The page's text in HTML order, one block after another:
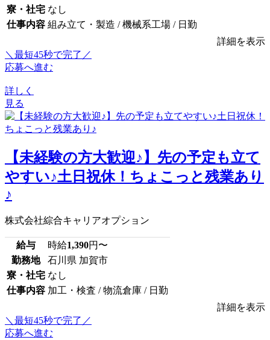
寮・社宅 なし
仕事内容 組み立て・製造 / 機械系工場 / 日勤
詳細を表示
＼最短45秒で完了／
応募へ進む
詳しく
見る
【未経験の方大歓迎♪】先の予定も立て
やすい♪土日祝休！ちょこっと残業あり
♪
株式会社綜合キャリアオプション
給与 時給1,390円〜
勤務地
石川県 加賀市
寮・社宅 なし
仕事内容 加工・検査 / 物流倉庫 / 日勤
詳細を表示
＼最短45秒で完了／
応募へ進む